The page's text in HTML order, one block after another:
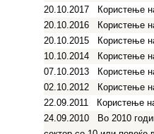
20.10.2017
Користење
20.10.2016
Користење
20.10.2015
Користење
10.10.2014
Користење
07.10.2013
Користење
02.10.2012
Користење
22.09.2011
Користење
24.09.2010
Во 2010